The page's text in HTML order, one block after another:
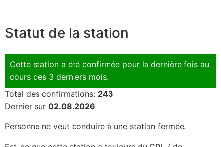
Statut de la station
Cette station a été confirmée pour la dernière fois au
cours des 3 derniers mois.
Total des confirmations: 243
Dernier sur 02.08.2026
Personne ne veut conduire à une station fermée.